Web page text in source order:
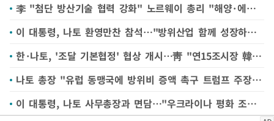
李 "첨단 방산기술 협력 강화" 노르웨이 총리 "해양·에너지 협력 확대"(종합)
이 대통령, 나토 환영만찬 참석…"방위산업 함께 성장하는 길 열어야"
한·나토, '조달 기본협정' 협상 개시…靑 "연15조시장 韓기업 참여 기반 마련"
나토 총장 "유럽 동맹국에 방위비 증액 촉구 트럼프 주장 옳았다"
이 대통령, 나토 사무총장과 면담…"우크라이나 평화 조속히 회복"(종합2보)